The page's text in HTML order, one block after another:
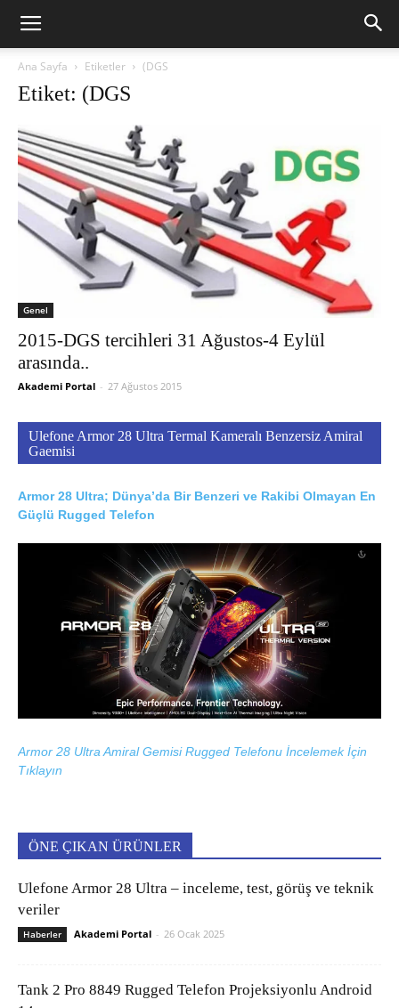
Ana Sayfa Etiketler (DGS
Etiket: (DGS
Genel
2015-DGS tercihleri 31 Ağustos-4 Eylül
arasında..
Akademi Portal - 27 Ağustos 2015
Ulefone Armor 28 Ultra Termal Kameralı Benzersiz Amiral
Gaemisi
Armor 28 Ultra; Dünya’da Bir Benzeri ve Rakibi Olmayan En
Güçlü Rugged Telefon
Armor 28 Ultra Amiral Gemisi Rugged Telefonu İncelemek İçin
Tıklayın
ÖNE ÇIKAN ÜRÜNLER
Ulefone Armor 28 Ultra – inceleme, test, görüş ve teknik
veriler
Haberler Akademi Portal - 26 Ocak 2025
Tank 2 Pro 8849 Rugged Telefon Projeksiyonlu Android